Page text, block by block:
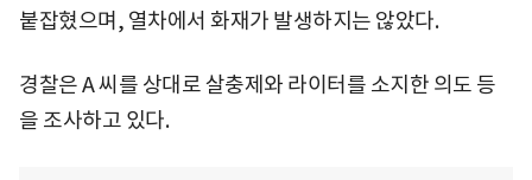
붙잡혔으며, 열차에서 화재가 발생하지는 않았다.
경찰은 A 씨를 상대로 살충제와 라이터를 소지한 의도 등
을 조사하고 있다.